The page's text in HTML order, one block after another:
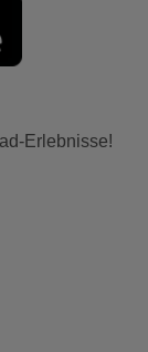
Erlebnisse!